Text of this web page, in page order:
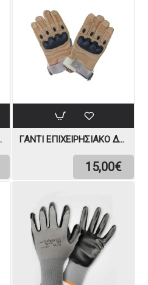
ΓΆΝΤΙ ΕΠΙΧΕΙΡΗΣΙΑΚΌ ΔΡΆΣΗΣ
15,00€